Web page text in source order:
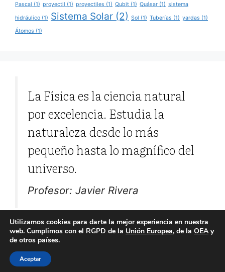
Pascal (1) proyectil (1) proyectiles (1) Qubit (1) Quásar (1) sistema
hidráulico (1) Sistema Solar (2) Sol (1) Tuberías (1) yardas (1)
Átomos (1)
La Física es la ciencia natural
por excelencia. Estudia la
naturaleza desde lo más
pequeño hasta lo magnífico del
universo.
Profesor: Javier Rivera
Utilizamos cookies para darte la mejor experiencia en nuestra
web. Cumplimos con el RGPD de la Unión Europea, de la OEA y
de otros países.
Aceptar